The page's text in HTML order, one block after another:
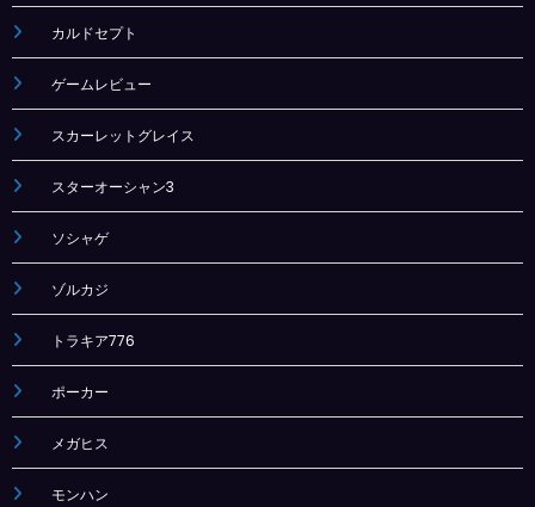
カルドセプト
ゲームレビュー
スカーレットグレイス
スターオーシャン3
ソシャゲ
ゾルカジ
トラキア776
ポーカー
メガヒス
モンハン